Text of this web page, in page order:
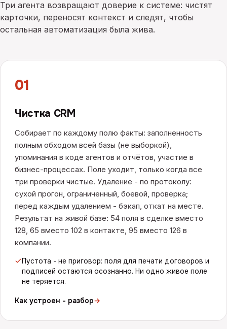
Три агента возвращают доверие к системе: чистят
карточки, переносят контекст и следят, чтобы
остальная автоматизация была жива.
01
Чистка CRM
Собирает по каждому полю факты: заполненность
полным обходом всей базы (не выборкой),
упоминания в коде агентов и отчётов, участие в
бизнес-процессах. Поле уходит, только когда все
три проверки чистые. Удаление - по протоколу:
сухой прогон, ограниченный, боевой, проверка;
перед каждым удалением - бэкап, откат на месте.
Результат на живой базе: 54 поля в сделке вместо
128, 65 вместо 102 в контакте, 95 вместо 126 в
компании.
Пустота - не приговор: поля для печати договоров и
подписей остаются осознанно. Ни одно живое поле
не теряется.
Как устроен - разбор→